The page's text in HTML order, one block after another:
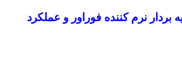
بردار نرم‌ کننده فوراور و عملکرد